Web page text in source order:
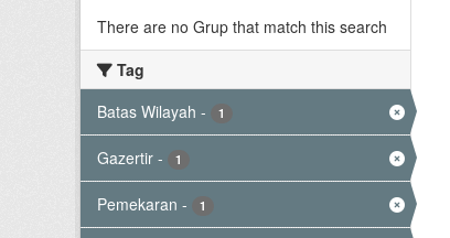
There are no Grup that match this search
Tag
Batas Wilayah - 1
Gazertir - 1
Pemekaran - 1